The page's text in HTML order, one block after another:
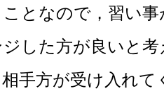
となので，習い
した方が良いと
手方が受け入れ